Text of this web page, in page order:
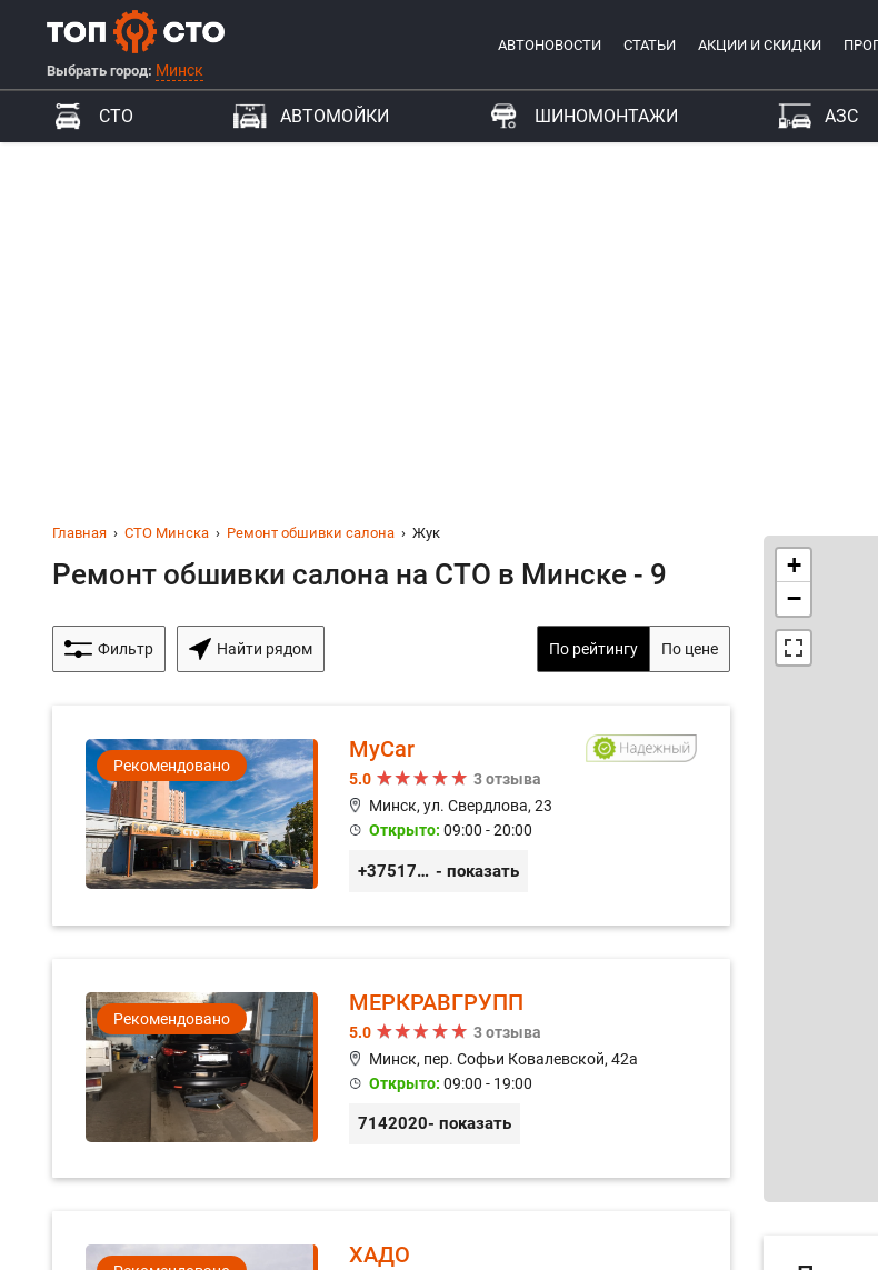
Выбрать город: Минск
АВТОНОВОСТИ СТАТЬИ АКЦИИ И СКИДКИ
СТО АВТОМОЙКИ ШИНОМОНТАЖИ АЗС
Главная СТО Минска Ремонт обшивки салона Жук
Ремонт обшивки салона на СТО в Минске - 9
Фильтр Найти рядом По рейтингу По цене
Рекомендовано
MyCar
5.0
3 отзыва
Минск, ул. Свердлова, 23
Открыто: 09:00 - 20:00
+375173212443 - показать
Рекомендовано
МЕРКРАВГРУПП
5.0
3 отзыва
Минск, пер. Софьи Ковалевской, 42а
Открыто: 09:00 - 19:00
7142020- показать
ХАДО
+
−